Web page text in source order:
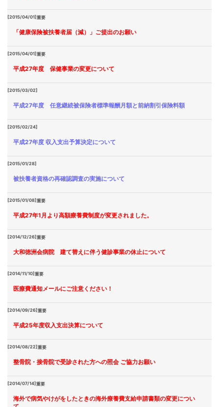
[2015/04/01]重要
「健康保険被扶養者届（減）」ご提出のお願い
[2015/04/01]重要
平成27年度 保健事業の変更について
[2015/03/02]
平成27年度 任意継続被保険者標準報酬月額と前納割引保険料額
[2015/02/24]
平成27年度 収入支出予算決定について
[2015/01/28]
被扶養者資格の再確認調査の実施について
[2015/01/08]重要
平成27年1月より高額療養費制度が変更されました。
[2014/12/26]重要
大和徳洲会病院 建て替えに伴う健診事業の休止について
[2014/11/10]重要
医療費通知メールにご注意ください！
[2014/09/26]重要
平成25年度収入支出決算について
[2014/08/22]重要
整骨院・接骨院で受診された方への照会 ご協力お願い
[2014/07/14]重要
海外で病気やけがをしたときの海外療養費支給申請書類の変更につい